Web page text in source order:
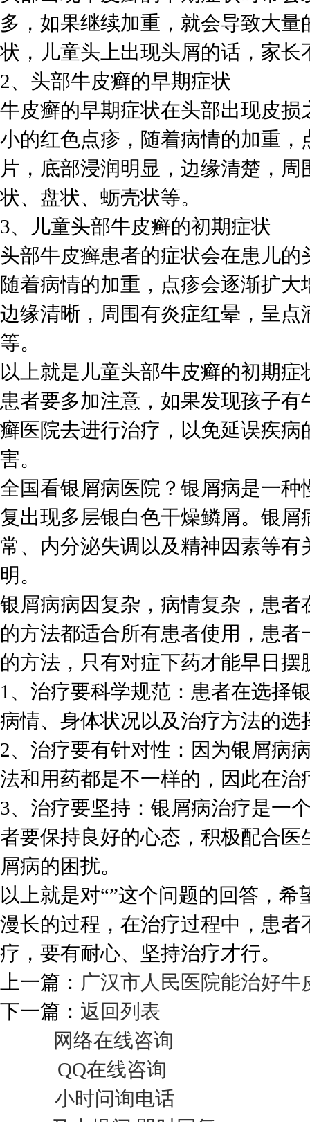
多，如果继续加重，就会导致大
状，儿童头上出现头屑的话，家长
2、头部牛皮癣的早期症状
牛皮癣的早期症状在头部出现皮
小的红色点疹，随着病情的加重
片，底部浸润明显，边缘清楚，
状、盘状、蛎壳状等。
3、儿童头部牛皮癣的初期症状
头部牛皮癣患者的症状会在患儿
随着病情的加重，点疹会逐渐扩
边缘清晰，周围有炎症红晕，呈
等。
以上就是儿童头部牛皮癣的初期
患者要多加注意，如果发现孩子
癣医院去进行治疗，以免延误疾
害。
全国看银屑病医院？银屑病是一
复出现多层银白色干燥鳞屑。银
常、内分泌失调以及精神因素等
明。
银屑病病因复杂，病情复杂，患
的方法都适合所有患者使用，患
的方法，只有对症下药才能早日
1、治疗要科学规范：患者在选择
病情、身体状况以及治疗方法的选
2、治疗要有针对性：因为银屑病
法和用药都是不一样的，因此在
3、治疗要坚持：银屑病治疗是一
者要保持良好的心态，积极配合
屑病的困扰。
以上就是对“”这个问题的回答，
漫长的过程，在治疗过程中，患
疗，要有耐心、坚持治疗才行。
上一篇： 广汉市人民医院能治好
下一篇： 返回列表
网络在线咨询
QQ在线咨询
小时问询电话